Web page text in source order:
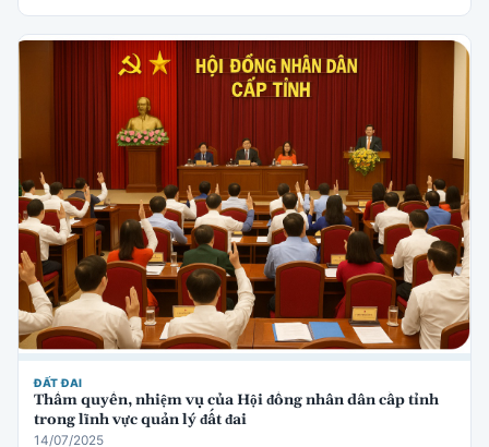
ĐẤT ĐAI
Thẩm quyền, nhiệm vụ của Hội đồng nhân dân cấp tỉnh
trong lĩnh vực quản lý đất đai
14/07/2025